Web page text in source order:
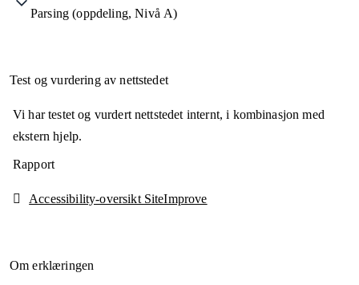
Parsing (oppdeling, Nivå A)
Test og vurdering av nettstedet
Vi har testet og vurdert nettstedet internt, i kombinasjon med
ekstern hjelp.
Rapport
Accessibility-oversikt SiteImprove
Om erklæringen